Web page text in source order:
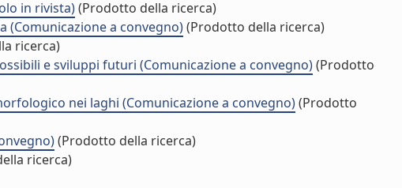
in rivista)(Prodotto della ricerca)
(Comunicazione a convegno)(Prodotto della ricerca)
ricerca)
e sviluppi futuri (Comunicazione a convegno)(Prodotto
nei laghi (Comunicazione a convegno)(Prodotto
(Prodotto della ricerca)
ricerca)